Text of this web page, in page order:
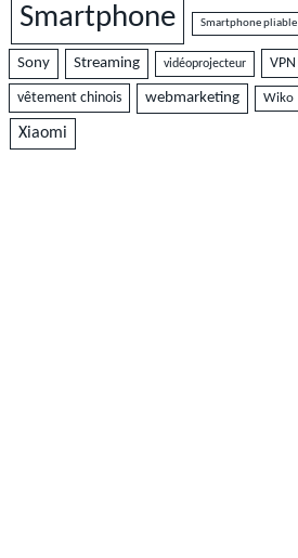
Smartphone Smartphone pliable
Sony Streaming vidéoprojecteur VPN
vêtement chinois webmarketing Wiko
Xiaomi